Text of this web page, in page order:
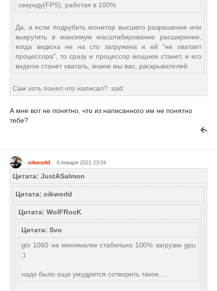
секунду(FPS), работая в 100%
Да, а если подрубить монитор высшего разрешения или
выкрутить в максимум масштабирование расширения,
когда видюха не на сто загружена и ей "не хватает
процессора", то сразу и процессор мощнее станет, и его
видюхе станет хватать, знаем мы вас, раскрывателей
Сам хоть понял что написал? :sad:
А мне вот не понятно, что из написанного им не понятно
тебе?
oikworld 6 января 2021 23:04
Цитата: JustASalmon
Цитата: oikworld
Цитата: WolFRocK
Цитата: Svo
gtx 1060 на минималке стабильно 100% загрузки gpu
;)
надо было еще умудрится сотворить такое....